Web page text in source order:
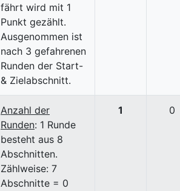
fährt wird mit 1
Punkt gezählt.
Ausgenommen ist
nach 3 gefahrenen
Runden der Start-
& Zielabschnitt.
Anzahl der
Runden: 1 Runde
besteht aus 8
Abschnitten.
Zählweise: 7
Abschnitte = 0
1 0